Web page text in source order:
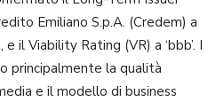
Emiliano S.p.A. (Credem) a
il Viability Rating (VR) a ‘bbb’. I
principalmente la qualità
e il modello di business